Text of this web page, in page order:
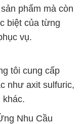
phẩm mà còn
biệt của từng
vụ.
tôi cung cấp
như axit sulfuric,
khác.
Nhu Cầu